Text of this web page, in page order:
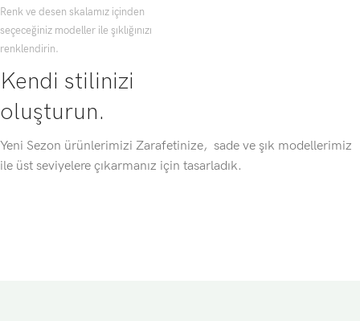
Renk ve desen skalamız içinden
seçeceğiniz modeller ile şıklığınızı
renklendirin.
Kendi stilinizi
oluşturun.
Yeni Sezon ürünlerimizi Zarafetinize, sade ve şık modellerimiz
ile üst seviyelere çıkarmanız için tasarladık.